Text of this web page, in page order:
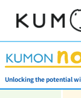
Unlocking the potential